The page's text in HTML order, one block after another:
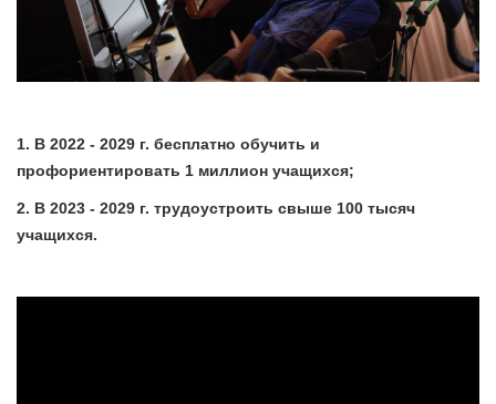
1. В 2022 - 2029 г. бесплатно обучить и
профориентировать 1 миллион учащихся;
2. В 2023 - 2029 г. трудоустроить свыше 100 тысяч
учащихся.